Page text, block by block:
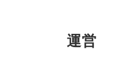
運営